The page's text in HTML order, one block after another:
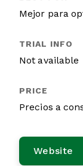
Mejor para
Not available
Precios a
Website